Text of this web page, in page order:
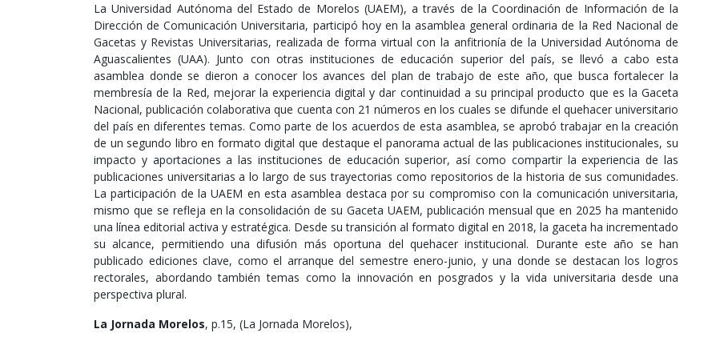
La Universidad Autónoma del Estado de Morelos (UAEM), a través de la Coordinación de Información de la
Dirección de Comunicación Universitaria, participó hoy en la asamblea general ordinaria de la Red Nacional de
Gacetas y Revistas Universitarias, realizada de forma virtual con la anfitrionía de la Universidad Autónoma de
Aguascalientes (UAA). Junto con otras instituciones de educación superior del país, se llevó a cabo esta
asamblea donde se dieron a conocer los avances del plan de trabajo de este año, que busca fortalecer la
membresía de la Red, mejorar la experiencia digital y dar continuidad a su principal producto que es la Gaceta
Nacional, publicación colaborativa que cuenta con 21 números en los cuales se difunde el quehacer universitario
del país en diferentes temas. Como parte de los acuerdos de esta asamblea, se aprobó trabajar en la creación
de un segundo libro en formato digital que destaque el panorama actual de las publicaciones institucionales, su
impacto y aportaciones a las instituciones de educación superior, así como compartir la experiencia de las
publicaciones universitarias a lo largo de sus trayectorias como repositorios de la historia de sus comunidades.
La participación de la UAEM en esta asamblea destaca por su compromiso con la comunicación universitaria,
mismo que se refleja en la consolidación de su Gaceta UAEM, publicación mensual que en 2025 ha mantenido
una línea editorial activa y estratégica. Desde su transición al formato digital en 2018, la gaceta ha incrementado
su alcance, permitiendo una difusión más oportuna del quehacer institucional. Durante este año se han
publicado ediciones clave, como el arranque del semestre enero-junio, y una donde se destacan los logros
rectorales, abordando también temas como la innovación en posgrados y la vida universitaria desde una
perspectiva plural.
La Jornada Morelos, p.15, (La Jornada Morelos),